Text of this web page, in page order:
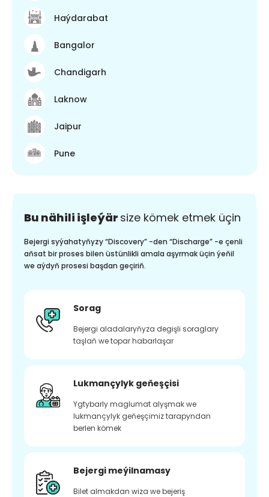
Haýdarabat
Bangalor
Chandigarh
Laknow
Jaipur
Pune
Bu nähili işleýär size kömek etmek üçin
Bejergi syýahatyňyzy “Discovery” -den “Discharge” -e çenli
aňsat bir proses bilen üstünlikli amala aşyrmak üçin ýeňil
we aýdyň prosesi başdan geçiriň.
Sorag
Bejergi aladalaryňyza degişli soraglary
taşlaň we topar habarlaşar
Lukmançylyk geňeşçisi
Ygtybarly maglumat alyşmak we
lukmançylyk geňeşçimiz tarapyndan
berlen kömek
Bejergi meýilnamasy
Bilet almakdan wiza we bejeriş